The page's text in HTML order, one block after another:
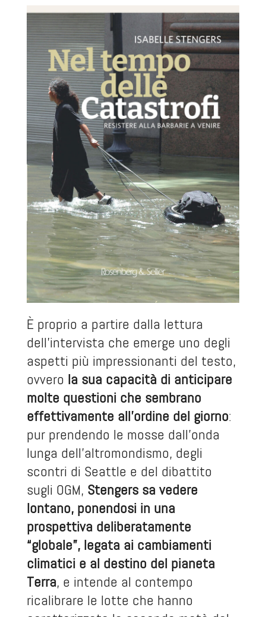
È proprio a partire dalla lettura
dell’intervista che emerge uno degli
aspetti più impressionanti del testo,
ovvero la sua capacità di anticipare
molte questioni che sembrano
effettivamente all’ordine del giorno:
pur prendendo le mosse dall’onda
lunga dell’altromondismo, degli
scontri di Seattle e del dibattito
sugli OGM, Stengers sa vedere
lontano, ponendosi in una
prospettiva deliberatamente
“globale”, legata ai cambiamenti
climatici e al destino del pianeta
Terra, e intende al contempo
ricalibrare le lotte che hanno